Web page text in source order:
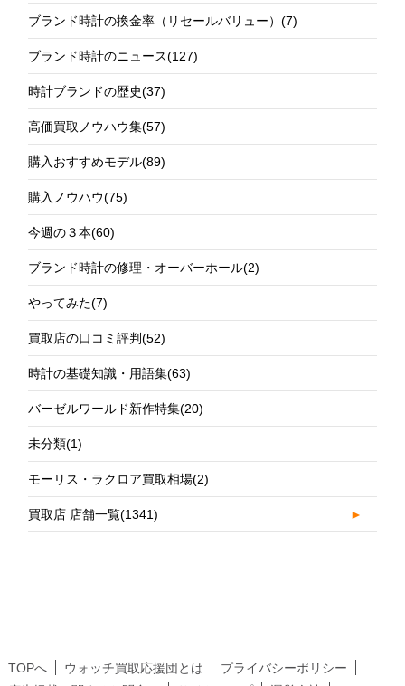
ブランド時計の換金率（リセールバリュー）(7)
ブランド時計のニュース(127)
時計ブランドの歴史(37)
高価買取ノウハウ集(57)
購入おすすめモデル(89)
購入ノウハウ(75)
今週の３本(60)
ブランド時計の修理・オーバーホール(2)
やってみた(7)
買取店の口コミ評判(52)
時計の基礎知識・用語集(63)
バーゼルワールド新作特集(20)
未分類(1)
モーリス・ラクロア買取相場(2)
買取店 店舗一覧(1341) ►
TOPへ ウォッチ買取応援団とは
プライバシーポリシー